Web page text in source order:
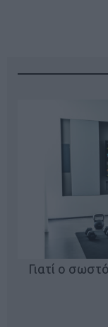
Γιατί ο